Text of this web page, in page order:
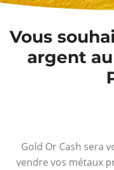
Vous
argent
Gold Or Cash sera
vendre vos métaux